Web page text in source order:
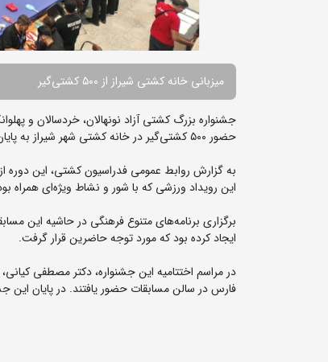
میزبانی خانه کشتی شیراز از ۵۰۰ کشتی‌گیر
جشنواره بزرگ کشتی آزاد نونهالان، خردسالان و
حضور ۵۰۰ کشتی‌گیر در خانه کشتی شهر شیراز به پایان رسید.
این رویداد ورزشی که با شور و نشاط ویژه‌ای همراه بود، ۵۰۰ کشتی‌گیر آینده‌دار استان به رقابت
برگزاری برنامه‌های متنوع فرهنگی در حاشیه این
ایجاد کرده بود که مورد توجه حاضرین قرار گرفت.
در مراسم اختتامیه این جشنواره، دکتر مصطفی
فارس در سالن مسابقات حضور یافتند. در پایان این